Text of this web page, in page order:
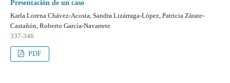
Presentación de un caso
Karla Lorena Chávez-Acosta, Sandra Lizárraga-López, Patricia Zárate-
Castañón, Roberto García-Navarrete
337-346
PDF